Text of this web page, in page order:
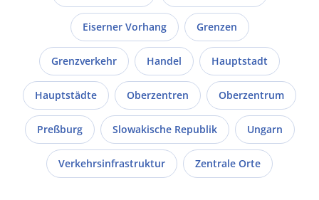
Eiserner Vorhang Grenzen
Grenzverkehr Handel Hauptstadt
Hauptstädte Oberzentren Oberzentrum
Preßburg Slowakische Republik Ungarn
Verkehrsinfrastruktur Zentrale Orte